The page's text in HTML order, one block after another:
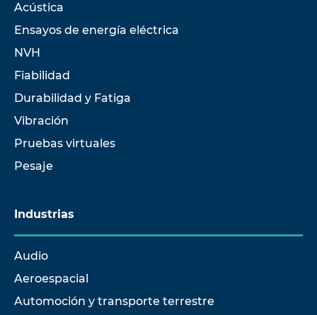
Acústica
Ensayos de energía eléctrica
NVH
Fiabilidad
Durabilidad y Fatiga
Vibración
Pruebas virtuales
Pesaje
Industrias
Audio
Aeroespacial
Automoción y transporte terrestre